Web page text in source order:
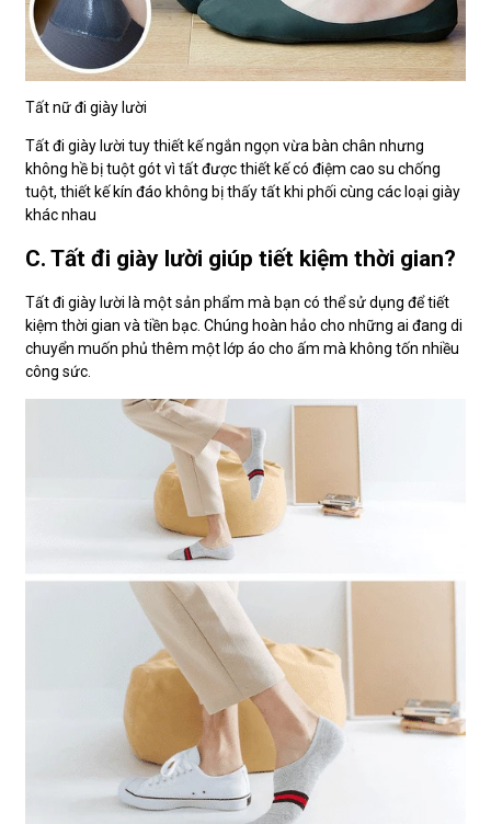
Tất nữ đi giày lười
Tất đi giày lười tuy thiết kế ngắn ngọn vừa bàn chân nhưng
không hề bị tuột gót vì tất được thiết kế có điệm cao su chống
tuột, thiết kế kín đáo không bị thấy tất khi phối cùng các loại giày
khác nhau
C. Tất đi giày lười giúp tiết kiệm thời gian?
Tất đi giày lười là một sản phẩm mà bạn có thể sử dụng để tiết
kiệm thời gian và tiền bạc. Chúng hoàn hảo cho những ai đang di
chuyển muốn phủ thêm một lớp áo cho ấm mà không tốn nhiều
công sức.